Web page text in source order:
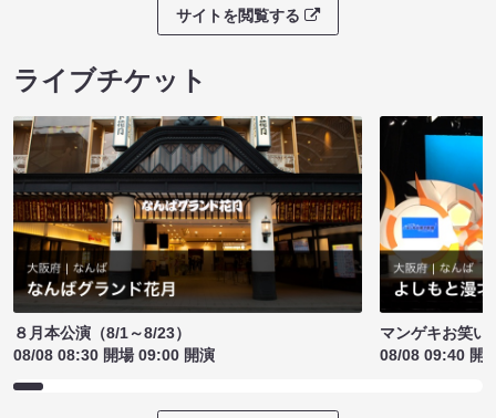
サイトを閲覧する
ライブチケット
８月本公演（8/1～8/23）
08/08 08:30 開場 09:00 開演
マンゲキお笑い
08/08 09:40 開